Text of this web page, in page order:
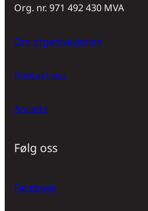
Org. nr. 971 492 430 MVA
Om organisasjonen
Kontakt oss
Ansatte
Følg oss
Facebook